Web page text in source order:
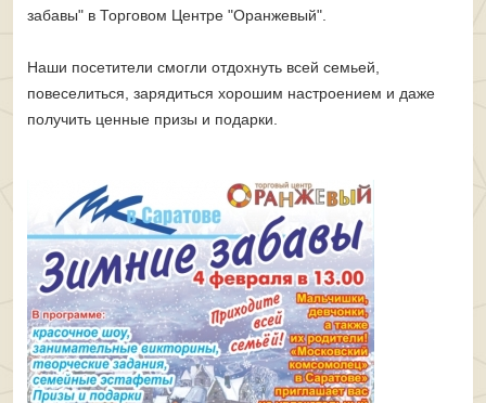
забавы" в Торговом Центре "Оранжевый".
Наши посетители смогли отдохнуть всей семьей,
повеселиться, зарядиться хорошим настроением и даже
получить ценные призы и подарки.